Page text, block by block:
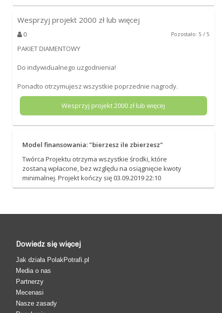
Wesprzyj projekt 2000 zł lub więcej
0 Pozostało: 5 / 5
PAKIET DIAMENTOWY
Do indywidualnego uzgodnienia!
Ponadto otrzymujesz wszystkie poprzednie nagrody.
Wesprzyj projekt2000 zł lub więcej
Model finansowania: "bierzesz ile zbierzesz"
Twórca Projektu otrzyma wszystkie środki, które
zostaną wpłacone, bez względu na osiągnięcie kwoty
minimalnej. Projekt kończy się 03.09.2019 22:10
Dowiedz się więcej
Jak działa PolakPotrafi.pl
Media o nas
Partnerzy
Mecenasi
Nasze zasady